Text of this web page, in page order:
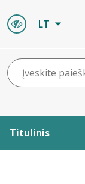
LT
Titulinis